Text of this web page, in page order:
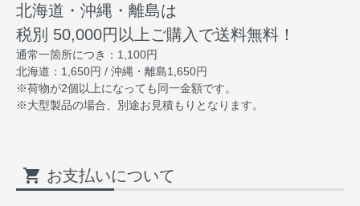
北海道・沖縄・離島は
税別 50,000円以上ご購入で送料無料！
通常一箇所につき：1,100円
北海道：1,650円 / 沖縄・離島1,650円
※荷物が2個以上になっても同一金額です。
※大型製品の場合、別途お見積もりとなります。
shopping_cart お支払いについて